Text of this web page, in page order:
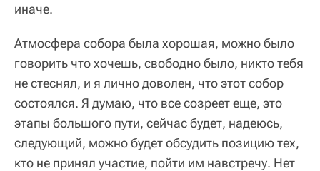
иначе.
Атмосфера собора была хорошая, можно было
говорить что хочешь, свободно было, никто тебя
не стеснял, и я лично доволен, что этот собор
состоялся. Я думаю, что все созреет еще, это
этапы большого пути, сейчас будет, надеюсь,
следующий, можно будет обсудить позицию тех,
кто не принял участие, пойти им навстречу. Нет